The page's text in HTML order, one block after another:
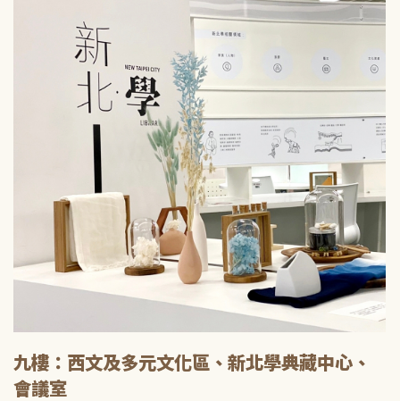
九樓：西文及多元文化區、新北學典藏中心、
會議室